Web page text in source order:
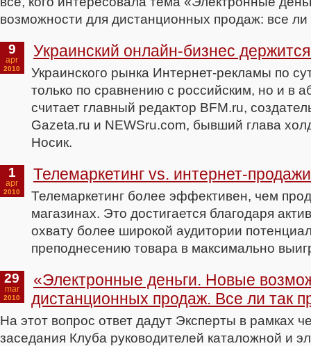
возможности для дистанционных продаж: все ли
9
apr
2010
Украинский онлайн-бизнес
Украинского рынка Интернет-рекламы по
только по сравнению с российским, но и в
считает главный редактор BFM.ru,
Gazeta.ru и NEWSru.com, бывший глава
Носик.
1
apr
2010
Телемаркетинг vs. интернет-
Телемаркетинг более эффективен, чем
магазинах. Это достигается благодаря
охвату более широкой аудитории
преподнесению товара в максимально
29
mar
2010
«Электронные деньги. Новые
дистанционных продаж. Все ли так
На этот вопрос ответ дадут Эксперты в рамках
заседания Клуба руководителей каталожной и